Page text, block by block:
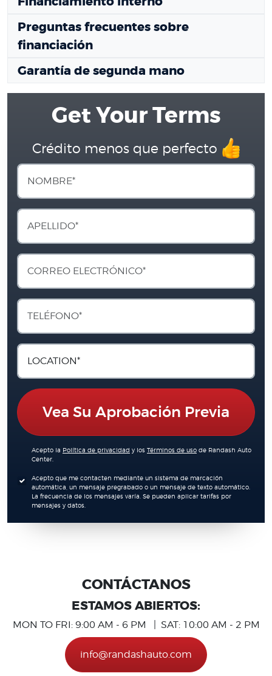
Preguntas frecuentes sobre
financiación
Garantía de segunda mano
Get Your Terms
Crédito menos que perfecto
Vea Su Aprobación Previa
Acepto la Política de privacidad y los Términos de uso de Randash Auto
Center.
Acepto que me contacten mediante un sistema de marcación
automática, un mensaje pregrabado o un mensaje de texto automático.
La frecuencia de los mensajes varía. Se pueden aplicar tarifas por
mensajes y datos.
CONTÁCTANOS
ESTAMOS ABIERTOS:
MON TO FRI: 9:00 AM - 6 PM | SAT: 10:00 AM - 2 PM
info@randashauto.com